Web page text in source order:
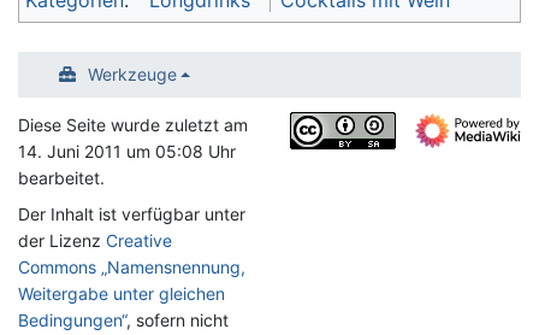
Werkzeuge
Diese Seite wurde zuletzt am
14. Juni 2011 um 05:08 Uhr
bearbeitet.
Der Inhalt ist verfügbar unter
der Lizenz Creative
Commons „Namensnennung,
Weitergabe unter gleichen
Bedingungen“, sofern nicht